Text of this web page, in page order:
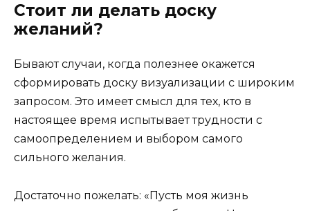
Стоит ли делать доску
желаний?
Бывают случаи, когда полезнее окажется
сформировать доску визуализации с широким
запросом. Это имеет смысл для тех, кто в
настоящее время испытывает трудности с
самоопределением и выбором самого
сильного желания.
Достаточно пожелать: «Пусть моя жизнь